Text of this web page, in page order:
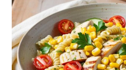
OG
DU
KAN
BRUGE
DEM
TIL